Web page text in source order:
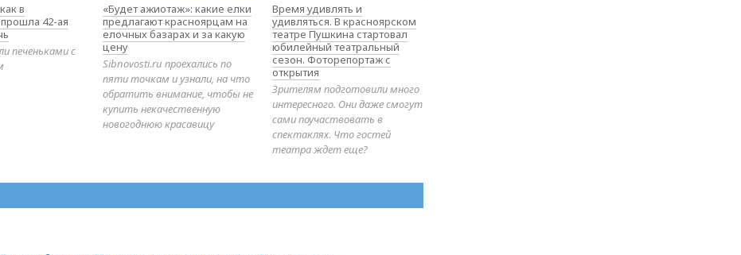
в
42-ая
печеньками с
«Будет ажиотаж»: какие елки
предлагают красноярцам на
елочных базарах и за какую
цену
Sibnovosti.ru проехались по
пяти точкам и узнали, на что
обратить внимание, чтобы не
купить некачественную
новогоднюю красавицу
Время удивлять и
удивляться. В красноярском
театре Пушкина стартовал
юбилейный театральный
сезон. Фоторепортаж с
открытия
Зрителям подготовили много
интересного. Они даже смогут
сами поучаствовать в
спектаклях. Что гостей
театра ждет еще?